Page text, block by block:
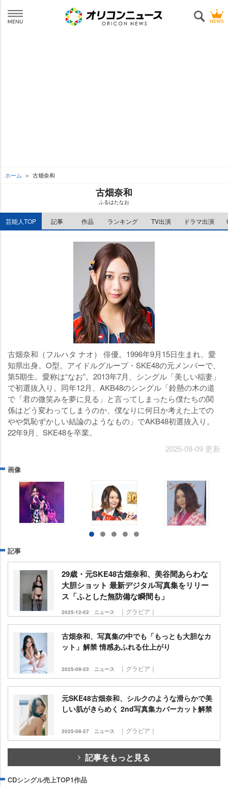
ホーム 古畑奈和
古畑奈和
ふるはたなお
芸能人TOP 記事 作品 ランキング TV出演 ドラマ出演
古畑奈和（フルハタ ナオ） 俳優。1996年9月15日生まれ、愛
知県出身。O型。アイドルグループ・SKE48の元メンバーで、
第5期生。愛称は“なお”。2013年7月、シングル「美しい稲妻」
で初選抜入り。同年12月、AKB48のシングル「鈴懸の木の道
で「君の微笑みを夢に見る」と言ってしまったら僕たちの関
係はどう変わってしまうのか、僕なりに何日か考えた上での
気恥ずかしい結論のようなもの」でAKB48初選抜入り。
22年9月、SKE48を卒業。
2025-09-09 更新
画像
記事
29歳・元SKE48古畑奈和、美谷間あらわな
大胆ショット 最新デジタル写真集をリリー
ス「ふとした無防備な瞬間も」
2025-12-02 ニュース ｜グラビア｜
古畑奈和、写真集の中でも「もっとも大胆なカ
ット」解禁 情感あふれる仕上がり
2025-09-23 ニュース ｜グラビア｜
元SKE48古畑奈和、シルクのような滑らかで美
しい肌がきらめく 2nd写真集カバーカット解禁
2025-08-27 ニュース ｜グラビア｜
記事をもっと見る
CDシングル売上TOP1作品